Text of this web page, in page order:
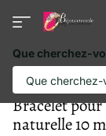
Que cherchez-
Bracelet
naturelle 10